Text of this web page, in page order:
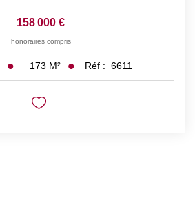
158 000 €
honoraires compris
173 M² Réf : 6611